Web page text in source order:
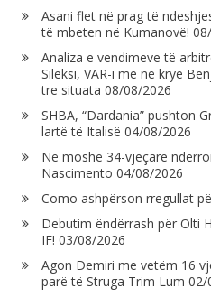
Asani flet në prag të
të mbeten në Kumanovë!
Analiza e vendimeve të
Sileksi, VAR-i me në krye
tre situata 08/08/2026
SHBA, “Dardania” pushton
lartë të Italisë 04/08/2026
Në moshë 34-vjeçare
Nascimento 04/08/2026
Como ashpërson rregullat
Debutim ëndërrash për Olti
IF! 03/08/2026
Agon Demiri me vetëm 16
parë të Struga Trim Lum 02/